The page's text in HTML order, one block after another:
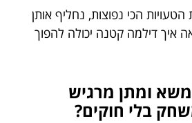
הכי נפוצות, נחליף אותן
איך דילמה קטנה יכולה להפוך
ומתן מרגיש
בלי חוקים?